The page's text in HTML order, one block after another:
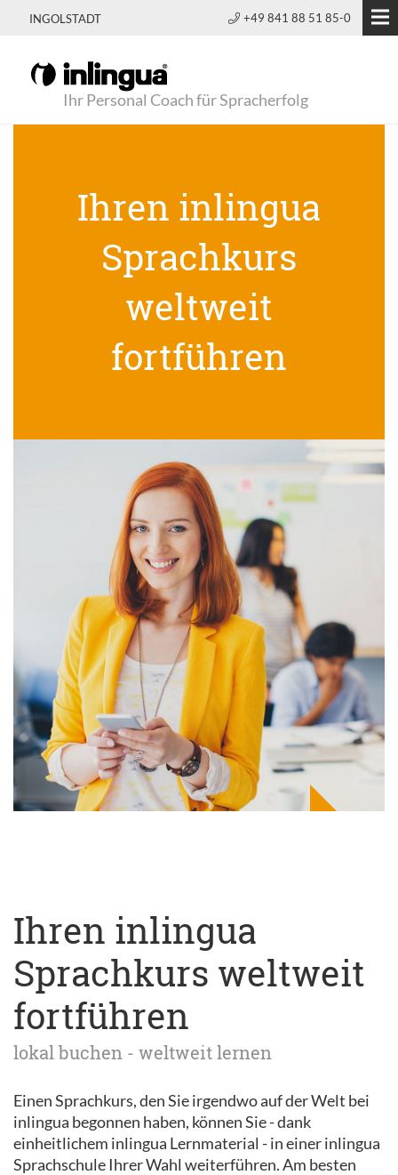
INGOLSTADT +49 841 88 51 85-0
Ihr Personal Coach für Spracherfolg
Ihren inlingua
Sprachkurs
weltweit
fortführen
Ihren inlingua
Sprachkurs weltweit
fortführen
lokal buchen - weltweit lernen
Einen Sprachkurs, den Sie irgendwo auf der Welt bei
inlingua begonnen haben, können Sie - dank
einheitlichem inlingua Lernmaterial - in einer inlingua
Sprachschule Ihrer Wahl weiterführen. Am besten